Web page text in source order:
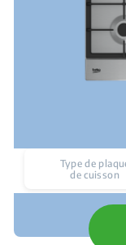
Type de
de cuisson